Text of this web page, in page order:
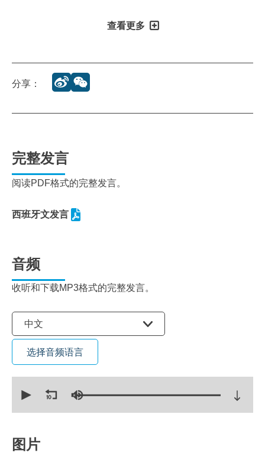
查看更多
分享：
完整发言
阅读PDF格式的完整发言。
西班牙文发言
音频
收听和下载MP3格式的完整发言。
选择语言
中文
选择音频语言
seconds
seconds
图片